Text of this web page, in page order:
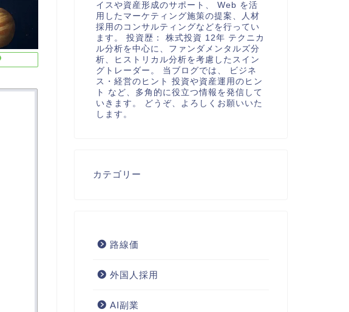
イスや資産形成のサポート、 Web を活
用したマーケティング施策の提案、人材
採用のコンサルティングなどを行ってい
ます。 投資歴： 株式投資 12年 テクニカ
ル分析を中心に、ファンダメンタルズ分
析、ヒストリカル分析を考慮したスイン
グトレーダー。 当ブログでは、 ビジネ
ス・経営のヒント 投資や資産運用のヒン
ト など、多角的に役立つ情報を発信して
いきます。 どうぞ、よろしくお願いいた
します。
カテゴリー
路線価
外国人採用
AI副業